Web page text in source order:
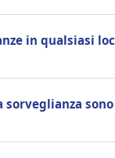
in qualsiasi
sono